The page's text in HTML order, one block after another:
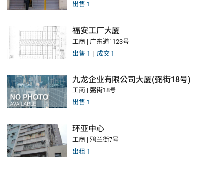
出售 1
福安工厂大厦
工商 | 广东道1123号
出售 1 成交 1
九龙企业有限公司大厦(弼街18号)
工商 | 弼街18号
出售 1
环亚中心
工商 | 鸦兰街7号
出租 1